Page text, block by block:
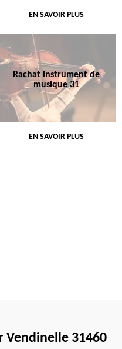
EN SAVOIR PLUS
Rachat instrument de
musique 31
EN SAVOIR PLUS
Vendinelle 31460